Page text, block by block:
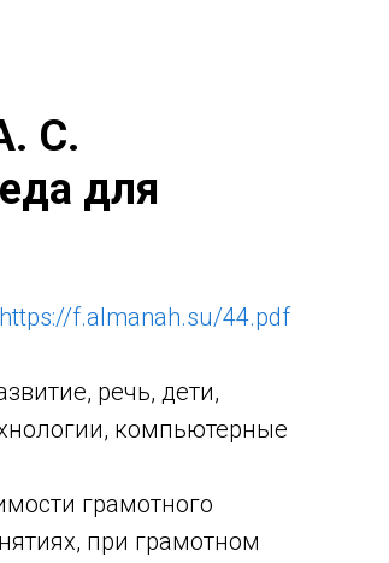
С.
для
https://f.almanah.su/44.pdf
речь, дети,
компьютерные
грамотного
при грамотном